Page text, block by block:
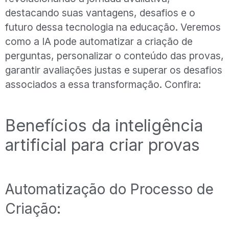
destacando suas vantagens, desafios e o
futuro dessa tecnologia na educação. Veremos
como a IA pode automatizar a criação de
perguntas, personalizar o conteúdo das provas,
garantir avaliações justas e superar os desafios
associados a essa transformação. Confira:
Benefícios da inteligência
artificial para criar provas
Automatização do Processo de
Criação: